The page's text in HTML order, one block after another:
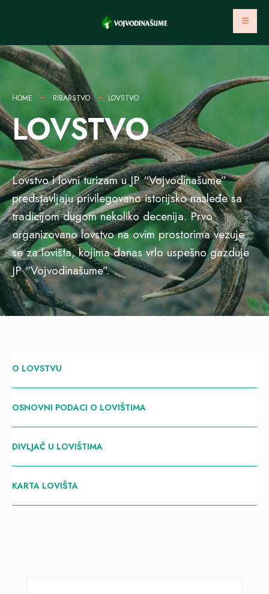
HOME RIBARSTVO LOVSTVO
LOVSTVO
Lovstvo i lovni turizam u JP “Vojvodinašume”
predstavljaju privilegovano istorijsko nasleđe sa
tradicijom dugom nekoliko decenija. Prvo
organizovano lovstvo na ovim prostorima vezuje
se za lovišta, kojima danas vrlo uspešno gazduje
JP “Vojvodinašume”.
O LOVSTVU
OSNOVNI PODACI O LOVIŠTIMA
DIVLJAČ U LOVIŠTIMA
KARTA LOVIŠTA